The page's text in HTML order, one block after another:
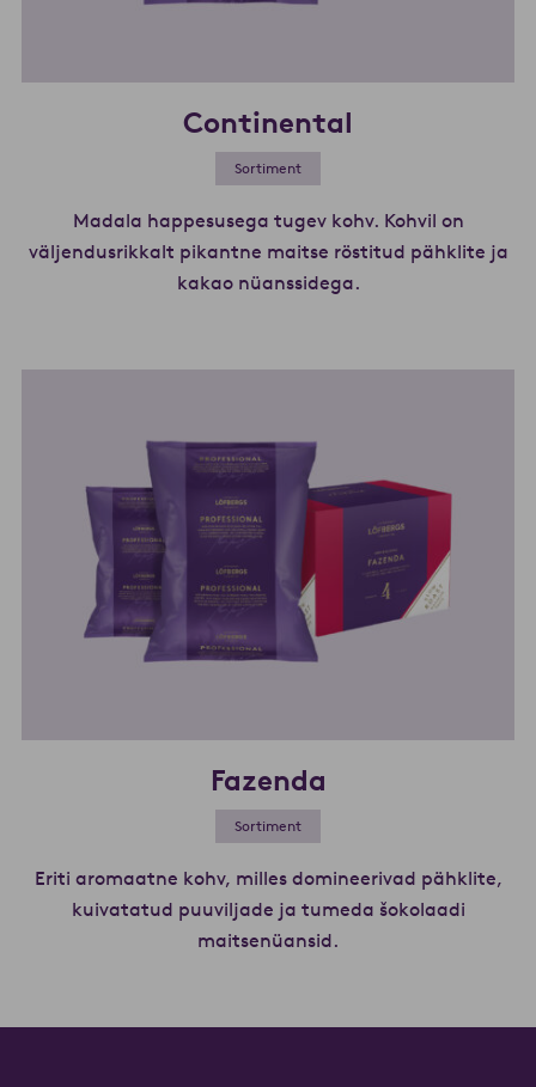
Continental
Sortiment
Madala happesusega tugev kohv. Kohvil on
väljendusrikkalt pikantne maitse röstitud pähklite ja
kakao nüanssidega.
Fazenda
Sortiment
Eriti aromaatne kohv, milles domineerivad pähklite,
kuivatatud puuviljade ja tumeda šokolaadi
maitsenüansid.